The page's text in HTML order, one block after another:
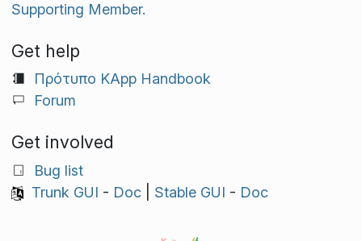
Supporting Member.
Get help
Πρότυπο KApp Handbook
Forum
Get involved
Bug list
Trunk GUI - Doc| Stable GUI - Doc